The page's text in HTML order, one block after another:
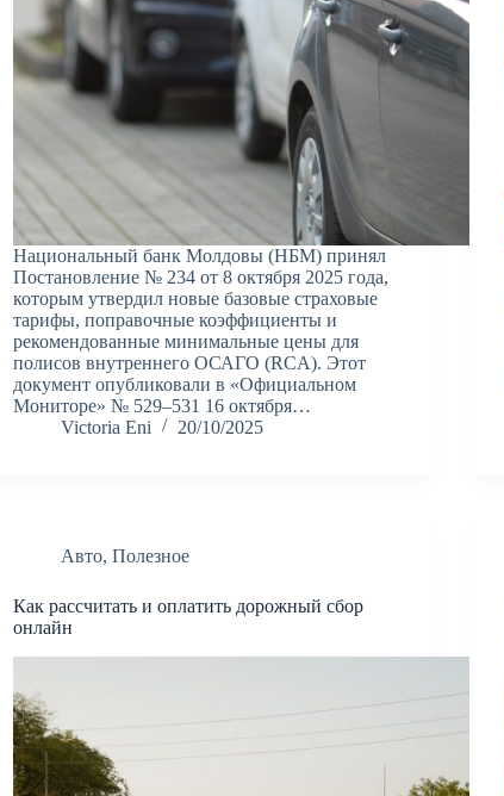
Национальный банк Молдовы (НБМ) принял
Постановление № 234 от 8 октября 2025 года,
которым утвердил новые базовые страховые
тарифы, поправочные коэффициенты и
рекомендованные минимальные цены для
полисов внутреннего ОСАГО (RCA). Этот
документ опубликовали в «Официальном
Мониторе» № 529–531 16 октября…
Victoria Eni
20/10/2025
Авто,Полезное
Как рассчитать и оплатить дорожный сбор
онлайн